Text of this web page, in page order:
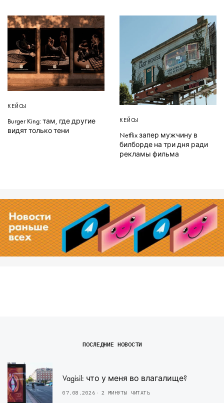
КЕЙСЫ
Burger King: там, где другие
видят только тени
КЕЙСЫ
Netflix запер мужчину в
билборде на три дня ради
рекламы фильма
ПОСЛЕДНИЕ НОВОСТИ
Vagisil: что у меня во влагалище?
07.08.2026 2 МИНУТЫ ЧИТАТЬ